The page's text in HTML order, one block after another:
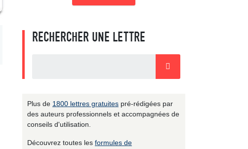
RECHERCHER UNE LETTRE
Plus de 1800 lettres gratuites pré-rédigées par
des auteurs professionnels et accompagnées de
conseils d'utilisation.
Découvrez toutes les formules de